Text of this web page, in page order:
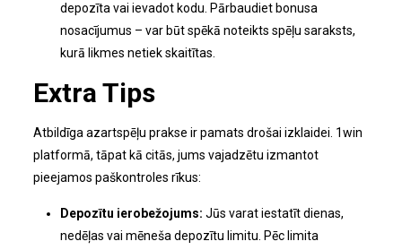
depozīta vai ievadot kodu. Pārbaudiet bonusa
nosacījumus – var būt spēkā noteikts spēļu saraksts,
kurā likmes netiek skaitītas.
Extra Tips
Atbildīga azartspēļu prakse ir pamats drošai izklaidei. 1win
platformā, tāpat kā citās, jums vajadzētu izmantot
pieejamos paškontroles rīkus:
Depozītu ierobežojums: Jūs varat iestatīt dienas,
nedēļas vai mēneša depozītu limitu. Pēc limita